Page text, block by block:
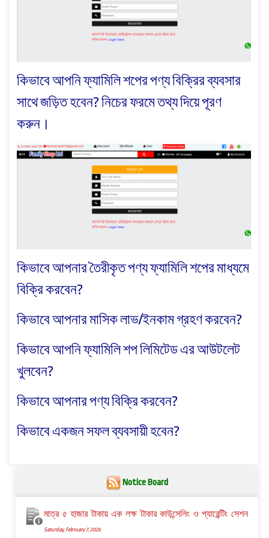
কিভাবে আপনি ফ্যামিলি শপের পণ্য বিক্রির ব্যবসার
সাথে জড়িত হবেন? নিচের ফরমে তথ্য দিয়ে পূরণ
করুন।
কিভাবে আপনার তৈরীকৃত পণ্য ফ্যামিলি শপের মাধ্যমে
বিক্রি করবেন?
কিভাবে আপনার মাসিক লাভ/ইনকাম গ্রহণ করবেন?
কিভাবে আপনি ফ্যামিলি শপ লিমিটেড এর আউটলেট
খুলবেন?
কিভাবে আপনার পণ্য বিক্রি করবেন?
কিভাবে একজন সফল ব্যবসায়ী হবেন?
Notice Board
মাত্র ৫ হাজার টাকায় এক লক্ষ টাকার কাউন্সেলিং ও প্যারেন্টিং সেশন
Saturday, February 7, 2026